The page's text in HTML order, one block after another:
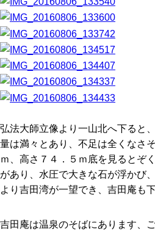
弘法大師立像より一山北へ下ると
量は満々とあり、不足は全くなさ
ｍ、高さ７４．５ｍ底を見るとぞ
があり、水圧で大きな石が浮かび
より吉田湾が一望でき、吉田庵も
吉田庵は温泉のそばにあります、